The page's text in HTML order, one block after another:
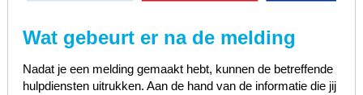
Wat gebeurt er na de melding
Nadat je een melding gemaakt hebt, kunnen de betreffende
hulpdiensten uitrukken. Aan de hand van de informatie die jij